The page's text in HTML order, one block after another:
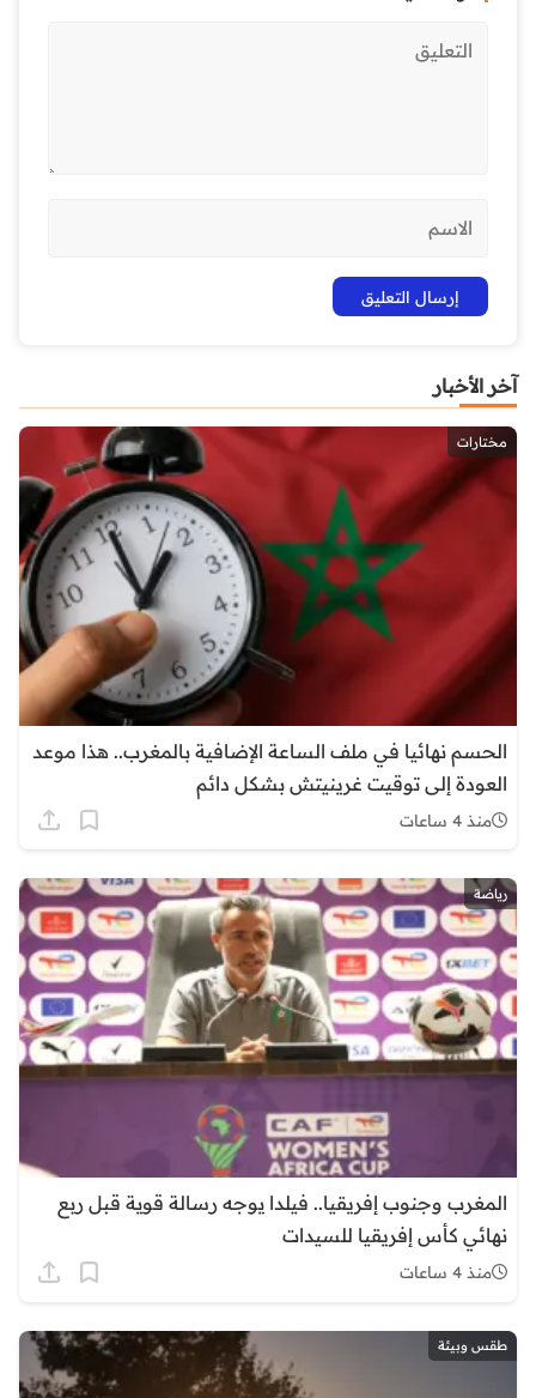
آخر الأخبار
مختارات
الحسم نهائيا في ملف الساعة الإضافية بالمغرب.. هذا موعد
العودة إلى توقيت غرينيتش بشكل دائم
منذ 4 ساعات
رياضة
المغرب وجنوب إفريقيا.. فيلدا يوجه رسالة قوية قبل ربع
نهائي كأس إفريقيا للسيدات
منذ 4 ساعات
طقس وبيئة